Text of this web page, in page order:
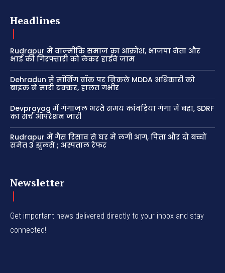
Headlines
Rudrapur में वाल्मीकि समाज का आक्रोश, भाजपा नेता और
भाई की गिरफ्तारी को लेकर हाईवे जाम
Dehradun में मॉर्निंग वॉक पर निकले MDDA अधिकारी को
बाइक ने मारी टक्कर, हालत गंभीर
Devprayag में गंगाजल भरते समय कांवड़िया गंगा में बहा, SDRF
का सर्च ऑपरेशन जारी
Rudrapur में गैस रिसाव से घर में लगी आग, पिता और दो बच्चों
समेत 3 झुलसे ; अस्पताल रेफर
Newsletter
Get important news delivered directly to your inbox and stay
connected!